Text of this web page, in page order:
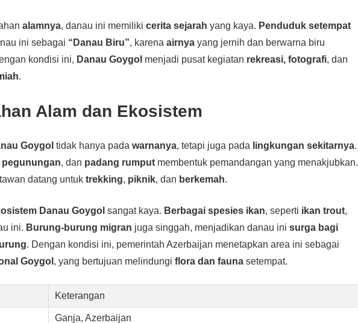
alamnya, danau ini memilikicerita sejarah yang kaya. Penduduk setempat
ini sebagai “Danau Biru”, karenaairnya yang jernih dan berwarna biru
kondisi ini, Danau Goygol menjadi pusat kegiatan rekreasi, fotografi, dan
.
Alam dan Ekosistem
Goygol tidak hanya padawarnanya, tetapi juga pada lingkungan sekitarnya.
pegunungan, dan padang rumput membentuk pemandangan yang menakjubkan.
datang untuktrekking, piknik, dan berkemah.
Danau Goygol sangat kaya. Berbagai spesies ikan, seperti ikan trout,
ini. Burung-burung migran juga singgah, menjadikan danau inisurga bagi
. Dengan kondisi ini, pemerintah Azerbaijan menetapkan area ini sebagai
Goygol , yang bertujuan melindungiflora dan fauna setempat.
Keterangan
Ganja, Azerbaijan